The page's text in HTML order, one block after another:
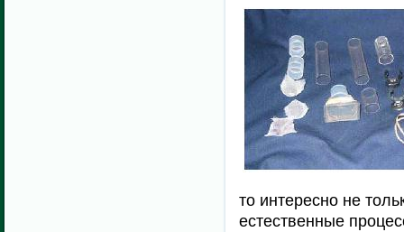
то интересно не
естественные